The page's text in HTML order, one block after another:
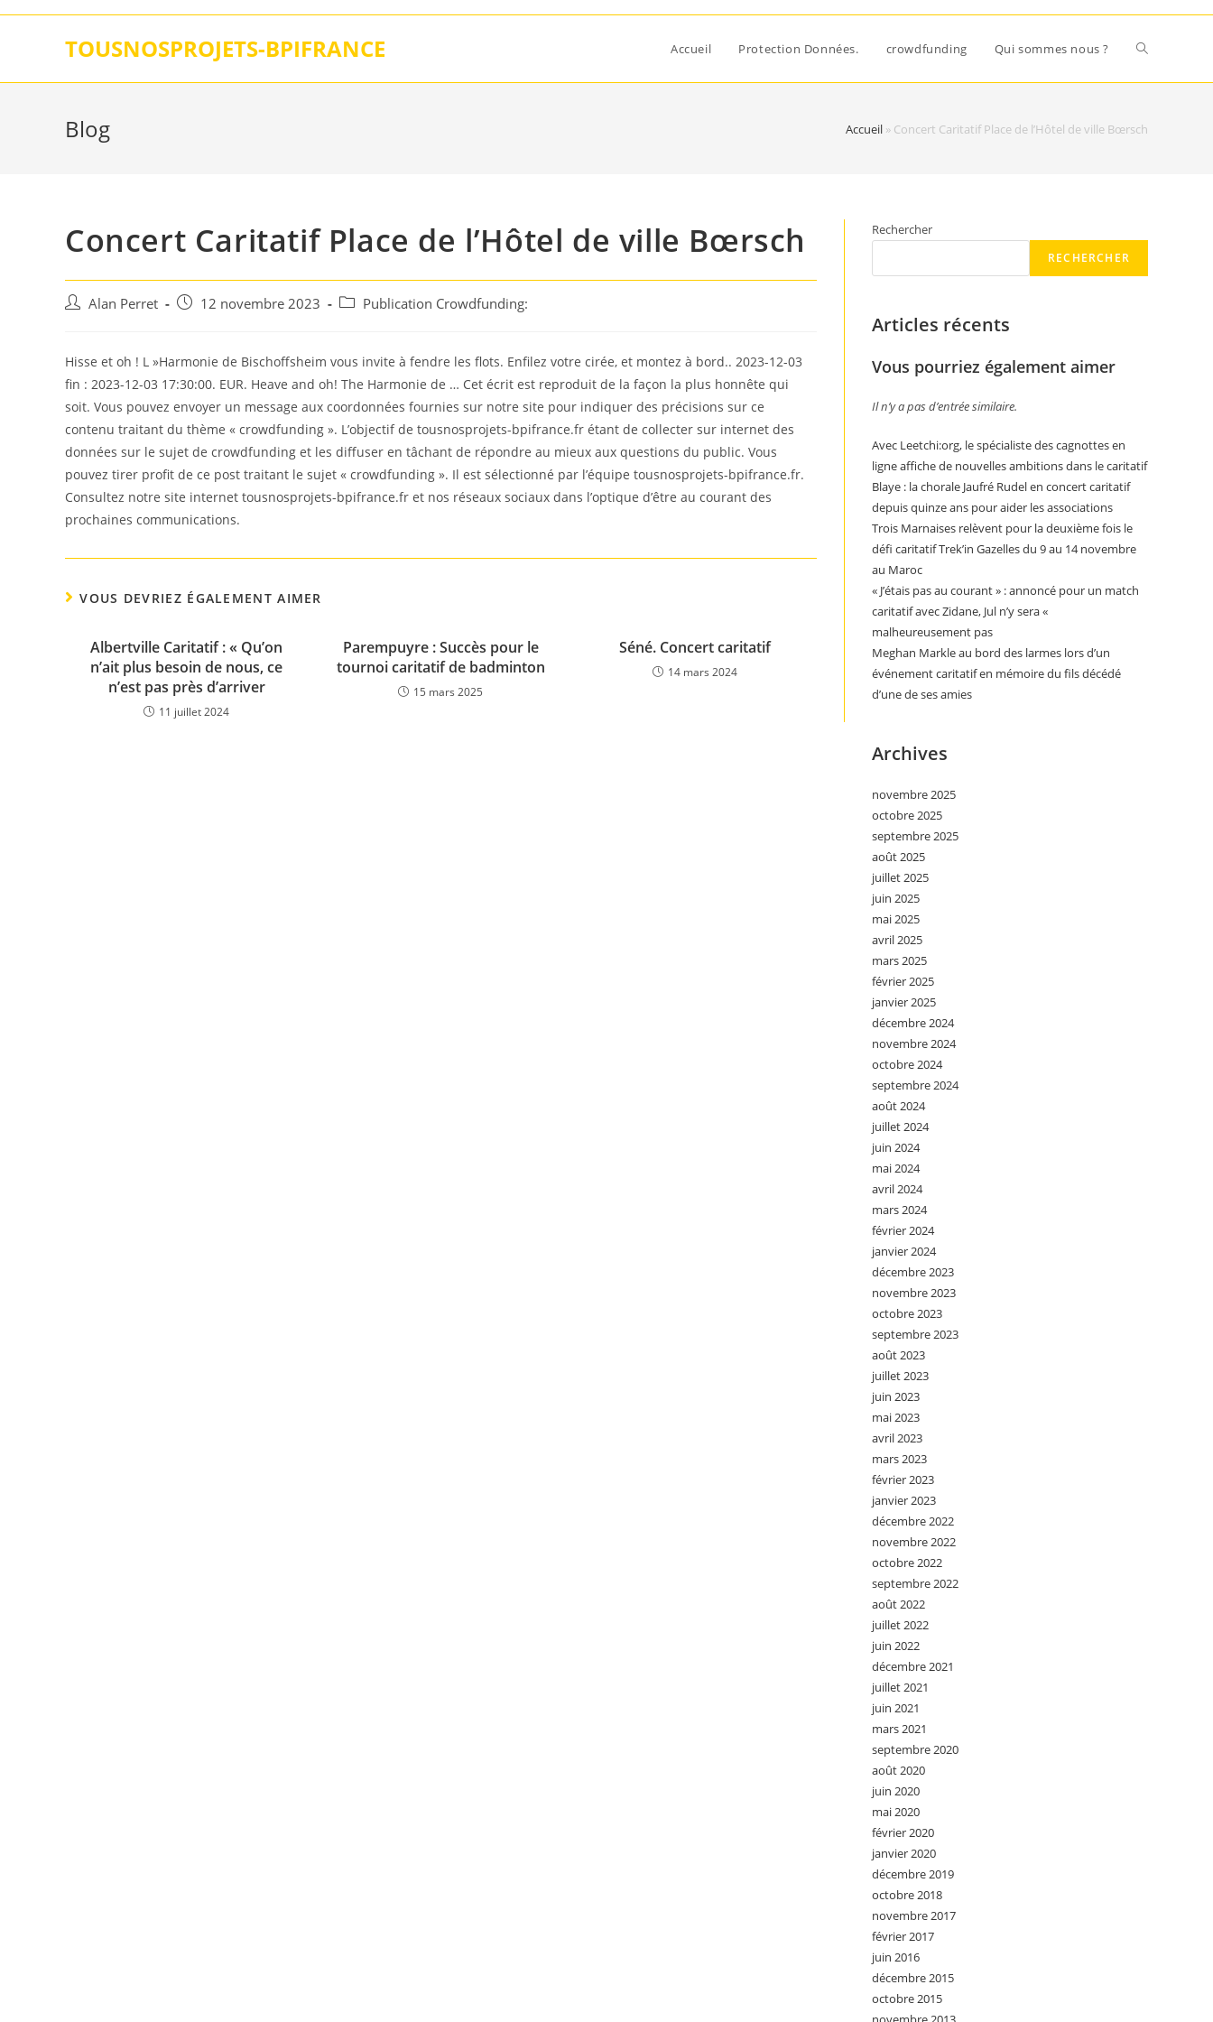
Skip
TOUSNOSPROJETS-BPIFRANCE Accueil Protection Données. crowdfunding Qui sommes nous ?
Blog Accueil » Concert Caritatif Place de l’Hôtel de ville Bœrsch
Concert Caritatif Place de l’Hôtel de ville Bœrsch
Auteur/autrice
publication :
Alan Perret
Post 12 novembre 2023
Post Publication Crowdfunding:
Hisse et oh ! L »Harmonie de Bischoffsheim vous invite à fendre les flots. Enfilez votre cirée, et montez à bord.. 2023-12-03
fin : 2023-12-03 17:30:00. EUR. Heave and oh! The Harmonie de … Cet écrit est reproduit de la façon la plus honnête qui
soit. Vous pouvez envoyer un message aux coordonnées fournies sur notre site pour indiquer des précisions sur ce
contenu traitant du thème « crowdfunding ». L’objectif de tousnosprojets-bpifrance.fr étant de collecter sur internet des
données sur le sujet de crowdfunding et les diffuser en tâchant de répondre au mieux aux questions du public. Vous
pouvez tirer profit de ce post traitant le sujet « crowdfunding ». Il est sélectionné par l’équipe tousnosprojets-bpifrance.fr.
Consultez notre site internet tousnosprojets-bpifrance.fr et nos réseaux sociaux dans l’optique d’être au courant des
prochaines communications.
VOUS DEVRIEZ ÉGALEMENT AIMER
Albertville Caritatif : « Qu’on
n’ait plus besoin de nous, ce
n’est pas près d’arriver
11 juillet 2024
Parempuyre : Succès pour le
tournoi caritatif de badminton
15 mars 2025
Séné. Concert caritatif
14 mars 2024
Rechercher
RECHERCHER
Articles récents
Vous pourriez également aimer
Il n’y a pas d’entrée similaire.
Avec Leetchi:org, le spécialiste des cagnottes en
ligne affiche de nouvelles ambitions dans le caritatif
Blaye : la chorale Jaufré Rudel en concert caritatif
depuis quinze ans pour aider les associations
Trois Marnaises relèvent pour la deuxième fois le
défi caritatif Trek’in Gazelles du 9 au 14 novembre
au Maroc
« J’étais pas au courant » : annoncé pour un match
caritatif avec Zidane, Jul n’y sera «
malheureusement pas
Meghan Markle au bord des larmes lors d’un
événement caritatif en mémoire du fils décédé
d’une de ses amies
Archives
novembre 2025
octobre 2025
septembre 2025
août 2025
juillet 2025
juin 2025
mai 2025
avril 2025
mars 2025
février 2025
janvier 2025
décembre 2024
novembre 2024
octobre 2024
septembre 2024
août 2024
juillet 2024
juin 2024
mai 2024
avril 2024
mars 2024
février 2024
janvier 2024
décembre 2023
novembre 2023
octobre 2023
septembre 2023
août 2023
juillet 2023
juin 2023
mai 2023
avril 2023
mars 2023
février 2023
janvier 2023
décembre 2022
novembre 2022
octobre 2022
septembre 2022
août 2022
juillet 2022
juin 2022
décembre 2021
juillet 2021
juin 2021
mars 2021
septembre 2020
août 2020
juin 2020
mai 2020
février 2020
janvier 2020
décembre 2019
octobre 2018
novembre 2017
février 2017
juin 2016
décembre 2015
octobre 2015